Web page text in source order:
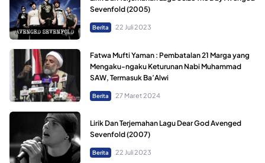
Sevenfold (2005)
Berita 22 Juli 2023
Fatwa Mufti Yaman : Pembatalan 21 Marga yang
Mengaku-ngaku Keturunan Nabi Muhammad
SAW, Termasuk Ba’Alwi
Berita 27 Maret 2024
Lirik Dan Terjemahan Lagu Dear God Avenged
Sevenfold (2007)
Berita 22 Juli 2023